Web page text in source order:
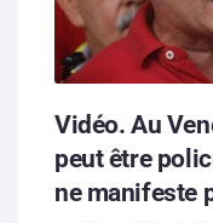
Hébergement solidaire
Vidéo. Au
peut être
ne manifeste